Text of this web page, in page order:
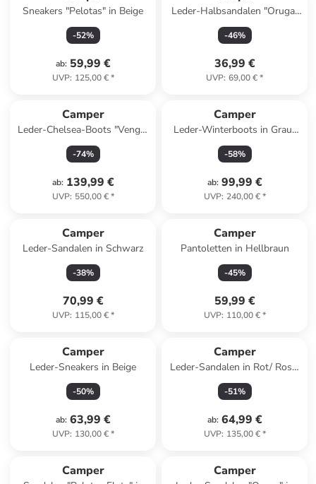
Sneakers "Pelotas" in Beige
-52%
ab: 59,99 €
UVP: 125,00 €*
Leder-Halbsandalen "Oruga"
in Beige
-46%
36,99 €
UVP: 69,00 €*
Camper
Leder-Chelsea-Boots "Venga"
in Schwarz
-74%
ab: 139,99 €
UVP: 550,00 €*
Camper
Leder-Winterboots in Grau/
Schwarz
-58%
ab: 99,99 €
UVP: 240,00 €*
Camper
Leder-Sandalen in Schwarz
-38%
70,99 €
UVP: 115,00 €*
Camper
Pantoletten in Hellbraun
-45%
59,99 €
UVP: 110,00 €*
Camper
Leder-Sneakers in Beige
-50%
ab: 63,99 €
UVP: 130,00 €*
Camper
Leder-Sandalen in Rot/ Rosa/
Schwarz
-51%
ab: 64,99 €
UVP: 135,00 €*
Camper Camper